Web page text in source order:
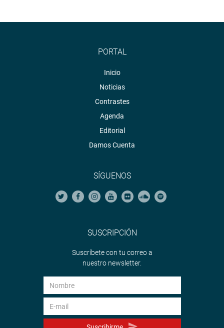
PORTAL
Inicio
Noticias
Contrastes
Agenda
Editorial
Damos Cuenta
SÍGUENOS
SUSCRIPCIÓN
Suscríbete con tu correo a
nuestro newsletter.